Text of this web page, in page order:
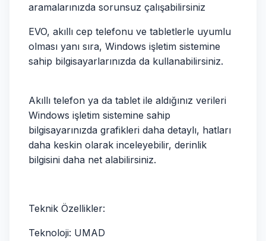
aramalarınızda sorunsuz çalışabilirsiniz
EVO, akıllı cep telefonu ve tabletlerle uyumlu
olması yanı sıra, Windows işletim sistemine
sahip bilgisayarlarınızda da kullanabilirsiniz.
Akıllı telefon ya da tablet ile aldığınız verileri
Windows işletim sistemine sahip
bilgisayarınızda grafikleri daha detaylı, hatları
daha keskin olarak inceleyebilir, derinlik
bilgisini daha net alabilirsiniz.
Teknik Özellikler:
Teknoloji: UMAD